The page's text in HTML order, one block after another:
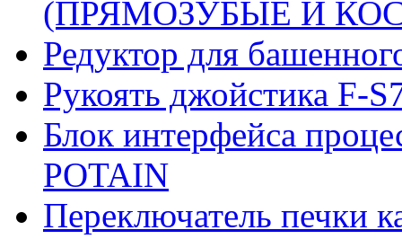
(ПРЯМОЗУБЫЕ И
Редуктор для
Рукоять джойстика F-
Блок интерфейса
POTAIN
Переключатель печки